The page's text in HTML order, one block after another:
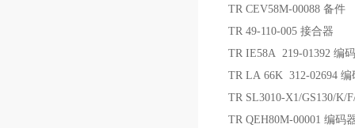
TR CEV58M-00088 备件
TR 49-110-005 接合器
TR IE58A 219-01392 编
TR LA 66K 312-02694 编
TR SL3010-X1/GS130/K/
TR QEH80M-00001 编码